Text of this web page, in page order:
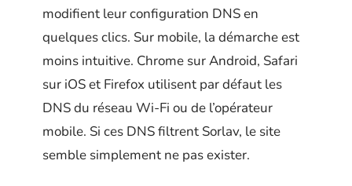
modifient leur configuration DNS en
quelques clics. Sur mobile, la démarche est
moins intuitive. Chrome sur Android, Safari
sur iOS et Firefox utilisent par défaut les
DNS du réseau Wi-Fi ou de l’opérateur
mobile. Si ces DNS filtrent Sorlav, le site
semble simplement ne pas exister.